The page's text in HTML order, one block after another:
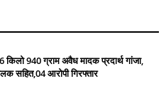
किलो 940 ग्राम अवैध मादक प्रदार्थ गांजा,
सहित,04 आरोपी गिरफ्तार